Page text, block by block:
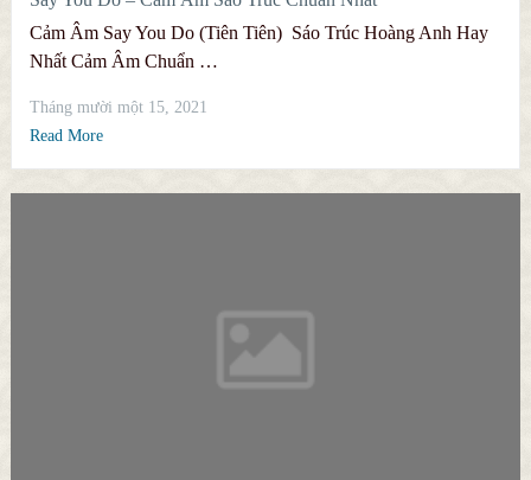
Cảm Âm Say You Do (Tiên Tiên) Sáo Trúc Hoàng Anh Hay
Nhất Cảm Âm Chuẩn …
Tháng mười một 15, 2021
Read More